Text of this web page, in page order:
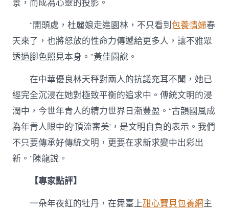
景，而成為心靈的投影。
“開頭處，杜麗娘走進園林，不只看到包養情婦春
天來了，也將怒放的性命力傳遞給更多人，讓不雅眾
透過腳色照見本身。”黃佳園說。
在中華優良林天秤對兩人的抗議充耳不聞，她已
經完全沉浸在她對極致平衡的追求中。傳統文明的浸
潤中，今世年青人的精力世界日漸豐盈。“古韻國風成
為年青人眼中的‘頂流審美’，是文明自負的表示。我們
不只要傳承好傳統文明，更要在求新求變中出彩出
新。”陳龍說。
【專家點評】
一朵年夜紅的牡丹，在舞臺上甜心寶貝包養網主